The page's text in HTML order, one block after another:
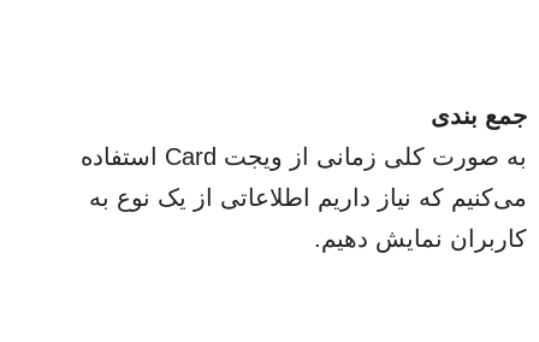
جمع بندی
به صورت کلی زمانی از ویجت Card استفاده
می‌کنیم که نیاز داریم اطلاعاتی از یک نوع به
کاربران نمایش دهیم.